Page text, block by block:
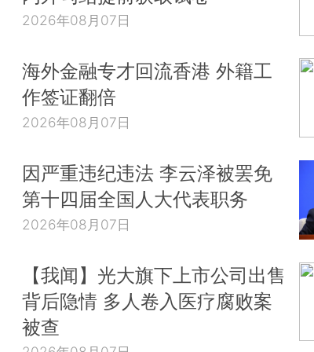
2026年08月07日
海外金融专才回流香港 外籍工
作签证翻倍
2026年08月07日
因严重违纪违法 李云泽被罢免
第十四届全国人大代表职务
2026年08月07日
【我闻】光大旗下上市公司出售
背后隐情 多人卷入医疗腐败案
被查